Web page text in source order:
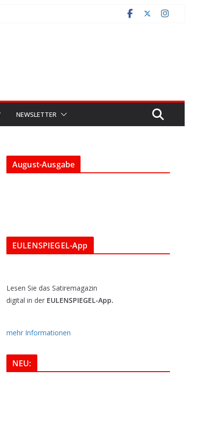
NEWSLETTER
August-Ausgabe
EULENSPIEGEL-App
Lesen Sie das Satiremagazin
digital in der EULENSPIEGEL-App.
mehr Informationen
NEU: